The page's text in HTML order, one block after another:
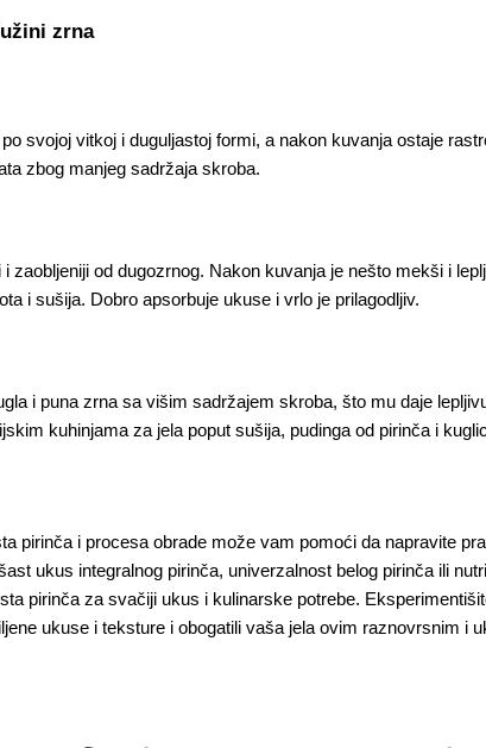
zrna
svojoj vitkoj i duguljastoj formi, a nakon kuvanja ostaje
zbog manjeg sadržaja skroba.
zaobljeniji od dugozrnog. Nakon kuvanja je nešto mekši i
i sušija. Dobro apsorbuje ukuse i vrlo je prilagodljiv.
i puna zrna sa višim sadržajem skroba, što mu daje
kuhinjama za jela poput sušija, pudinga od pirinča i
pirinča i procesa obrade može vam pomoći da napravite
ukus integralnog pirinča, univerzalnost belog pirinča ili
pirinča za svačiji ukus i kulinarske potrebe.
ukuse i teksture i obogatili vaša jela ovim raznovrsnim i